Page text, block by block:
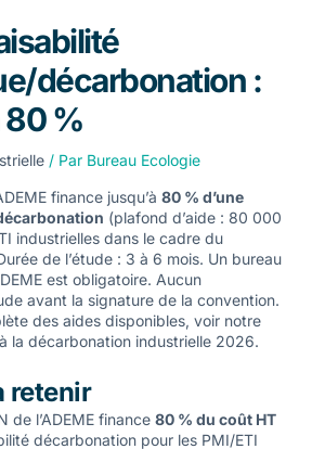
décarbonation :
80 %
/ Par Bureau Ecologie
finance jusqu’à 80 % d’une
(plafond d’aide : 80 000
industrielles dans le cadre du
de l’étude : 3 à 6 mois. Un bureau
est obligatoire. Aucun
avant la signature de la convention.
des aides disponibles, voir notre
la décarbonation industrielle 2026.
retenir
de l’ADEME finance 80 % du coût HT
décarbonation pour les PMI/ETI